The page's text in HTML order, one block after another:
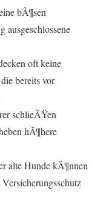
bÃ¶sen
oft keine
bereits vor
schlieÃŸen
hÃ¶here
alte Hunde kÃ¶nnen